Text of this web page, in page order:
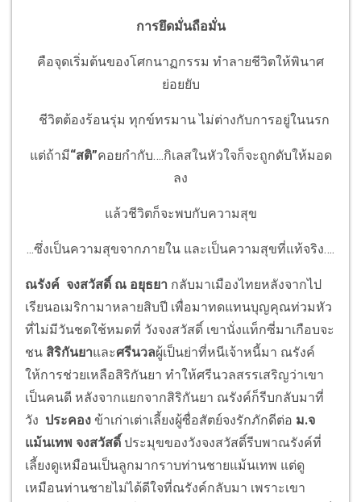
การยึดมั่นถือมั่น
คือจุดเริ่มต้นของโศกนาฏกรรม ทำลายชีวิตให้พินาศ
ย่อยยับ
ชีวิตต้องร้อนรุ่ม ทุกข์ทรมาน ไม่ต่างกับการอยู่ในนรก
แต่ถ้ามี“สติ”คอยกำกับ….กิเลสในหัวใจก็จะถูกดับให้มอด
ลง
แล้วชีวิตก็จะพบกับความสุข
...ซึ่งเป็นความสุขจากภายใน และเป็นความสุขที่แท้จริง….
ณรังค์ จงสวัสดิ์ ณ อยุธยา กลับมาเมืองไทยหลังจากไป
เรียนอเมริกามาหลายสิบปี เพื่อมาทดแทนบุญคุณท่วมหัว
ที่ไม่มีวันชดใช้หมดที่ วังจงสวัสดิ์ เขานั่งแท็กซี่มาเกือบจะ
ชน สิริกันยาและศรีนวลผู้เป็นย่าที่หนีเจ้าหนี้มา ณรังค์
ให้การช่วยเหลือสิริกันยา ทำให้ศรีนวลสรรเสริญว่าเขา
เป็นคนดี หลังจากแยกจากสิริกันยา ณรังค์ก็รีบกลับมาที่
วัง ประคอง ข้าเก่าเต่าเลี้ยงผู้ซื่อสัตย์จงรักภักดีต่อ ม.จ
แม้นเทพ จงสวัสดิ์ ประมุขของวังจงสวัสดิ์รีบพาณรังค์ที่
เลี้ยงดูเหมือนเป็นลูกมากราบท่านชายแม้นเทพ แต่ดู
เหมือนท่านชายไม่ได้ดีใจที่ณรังค์กลับมา เพราะเขา